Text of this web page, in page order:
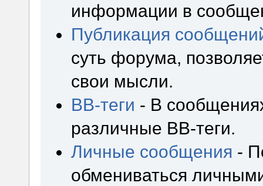
информации в
Публикация
суть форума,
свои мысли.
BB-теги - В
различные BB-теги.
Личные сообщения -
обмениваться